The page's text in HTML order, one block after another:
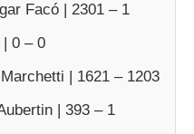
Facó | 2301 – 1
| 0 – 0
| 1621 – 1203
| 393 – 1